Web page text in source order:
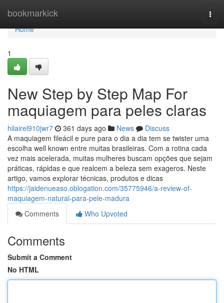
bookmarkick
Home
Home
1
New Step by Step Map For
maquiagem para peles claras
hilairel910jwr7 361 days ago News
Discuss
A maquiagem fileácil e pure para o dia a dia tem se twister uma
escolha well known entre muitas brasileiras. Com a rotina cada
vez mais acelerada, muitas mulheres buscam opções que sejam
práticas, rápidas e que realcem a beleza sem exageros. Neste
artigo, vamos explorar técnicas, produtos e dicas
https://jaidenueaso.oblogation.com/35775946/a-review-of-
maquiagem-natural-para-pele-madura
Comments
Who Upvoted
Comments
Submit a Comment
No HTML